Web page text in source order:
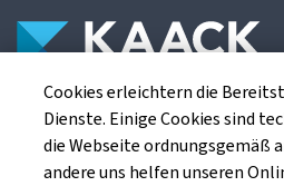
Die Kaack Terminhandel GmbH ist
Finanzdienstleistungsinstitut für
Agrarterminbörsen.
Cookies erleichtern die
Dienste. Einige Cookies sind
die Webseite ordnungsgemäß
andere uns helfen unseren